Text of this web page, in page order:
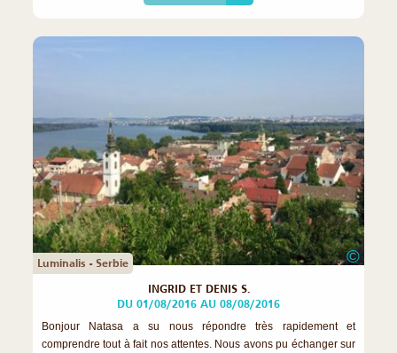
Luminalis - Serbie ©
INGRID ET DENIS S.
DU 01/08/2016 AU 08/08/2016
Bonjour Natasa a su nous répondre très rapidement et
comprendre tout à fait nos attentes. Nous avons pu échanger sur